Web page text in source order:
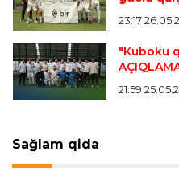
Liqanın bombardirini
Transfer 21:49 09.08.2026
“Kristal Pelas” İsrail
Bütün xəbərlər >>>
23:17
"Kuboku
21:59
Sağlam qida